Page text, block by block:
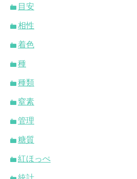
目安
相性
着色
種
種類
窒素
管理
糖質
紅ほっぺ